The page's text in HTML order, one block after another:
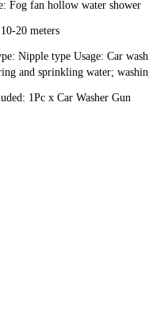
Fog fan hollow water shower
20 meters
Nipple type Usage: Car
and sprinkling water;
1Pc x Car Washer Gun